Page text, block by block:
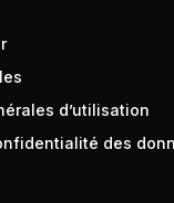
d’utilisation
des